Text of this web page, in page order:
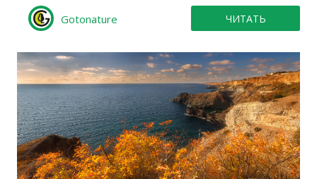
Gotonature ЧИТАТЬ